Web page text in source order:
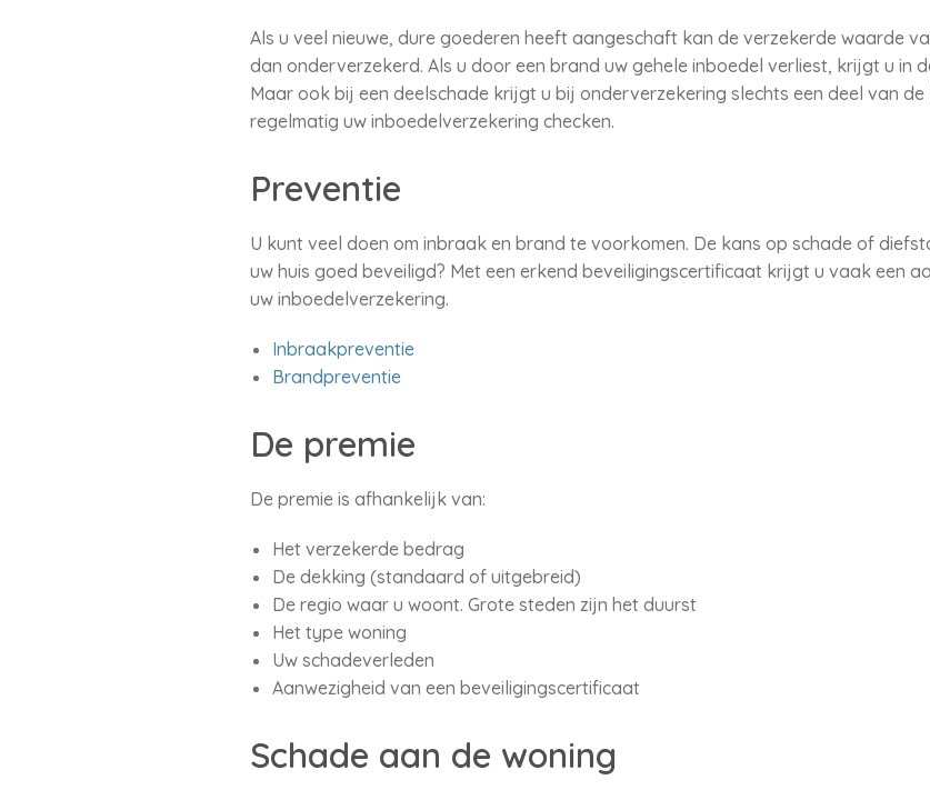
Als u veel nieuwe, dure goederen heeft aangeschaft kan de verzekerde waarde
dan onderverzekerd. Als u door een brand uw gehele inboedel verliest, krijgt u in
Maar ook bij een deelschade krijgt u bij onderverzekering slechts een deel van
regelmatig uw inboedelverzekering checken.
Preventie
U kunt veel doen om inbraak en brand te voorkomen. De kans op schade of
uw huis goed beveiligd? Met een erkend beveiligingscertificaat krijgt u vaak een
uw inboedelverzekering.
Inbraakpreventie
Brandpreventie
De premie
De premie is afhankelijk van:
Het verzekerde bedrag
De dekking (standaard of uitgebreid)
De regio waar u woont. Grote steden zijn het duurst
Het type woning
Uw schadeverleden
Aanwezigheid van een beveiligingscertificaat
Schade aan de woning